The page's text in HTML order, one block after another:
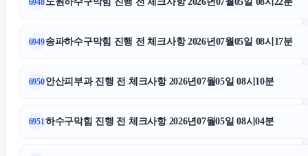
상간남소송
6949송파하수구막힘 진행 전 체크사항 2026년07월05일 08시17분
6950안산피부과 진행 전 체크사항 2026년07월05일 08시10분
6951 하수구막힘 진행 전 체크사항 2026년07월05일 08시04분